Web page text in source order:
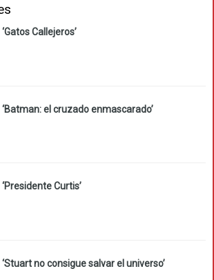
Callejeros’
el cruzado enmascarado’
Curtis’
no consigue salvar el universo’